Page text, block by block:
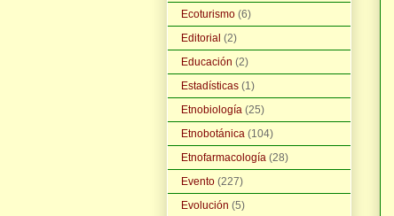
Ecoturismo (6)
Editorial (2)
Educación (2)
Estadísticas (1)
Etnobiología (25)
Etnobotánica (104)
Etnofarmacología (28)
Evento (227)
Evolución (5)